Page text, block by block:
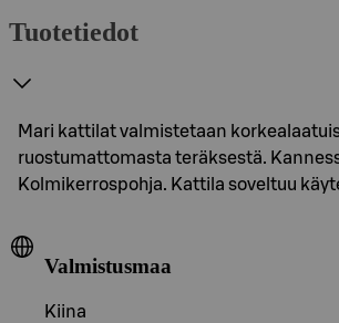
Tuotetiedot
Mari kattilat valmistetaan
ruostumattomasta teräksestä.
Kolmikerrospohja. Kattila soveltuu
Valmistusmaa
Kiina